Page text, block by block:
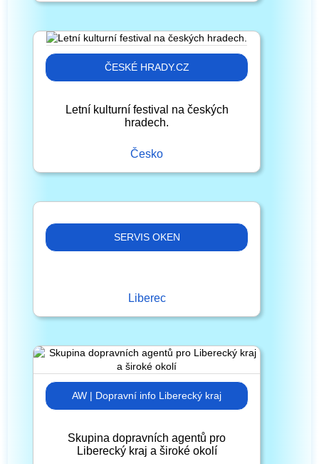
ČESKÉ HRADY.CZ
Letní kulturní festival na českých
hradech.
Česko
SERVIS OKEN
Liberec
AW | Dopravní info Liberecký kraj
Skupina dopravních agentů pro
Liberecký kraj a široké okolí